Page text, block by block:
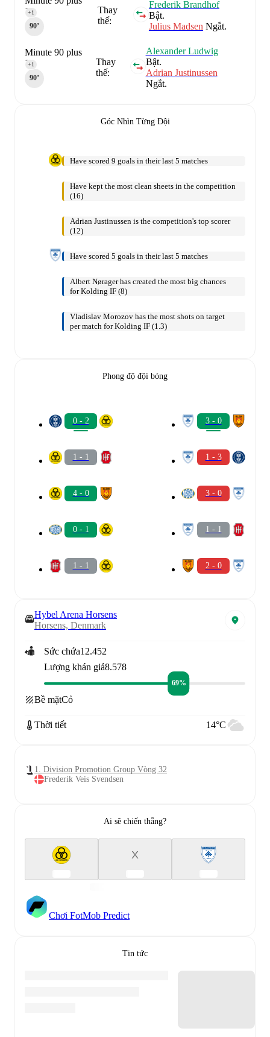
Thay
thế:
Frederik Brandhof
Bật.
Julius Madsen Ngắt.
1
90‎’‎
+1
Thay
thế:
Alexander Ludwig
Bật.
Adrian Justinussen
Ngắt.
Minute 90 plus
1
90‎’‎
+1
Góc Nhìn Từng Đội
Have scored 9 goals in their last 5 matches
Have kept the most clean sheets in the competition
(16)
Adrian Justinussen is the competition's top scorer
(12)
Have scored 5 goals in their last 5 matches
Albert Nørager has created the most big chances
for Kolding IF (8)
Vladislav Morozov has the most shots on target
per match for Kolding IF (1.3)
Phong độ đội bóng
0 - 2
1 - 1
4 - 0
0 - 1
1 - 1
3 - 0
1 - 3
3 - 0
1 - 1
2 - 0
Hybel Arena Horsens
Horsens, Denmark
Sức chứa12.452
Lượng khán giả8.578
69%
Bề mặtCỏ
Thời tiết 14°C
1. Division Promotion Group Vòng 32
Frederik Veis Svendsen
Ai sẽ chiến thắng?
X
Chơi FotMob Predict
Tin tức